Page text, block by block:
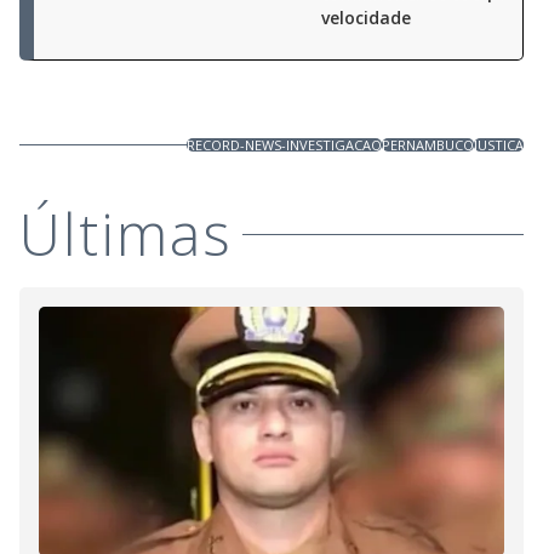
velocidade
RECORD-NEWS-INVESTIGACAOPERNAMBUCOJUSTICA
Últimas